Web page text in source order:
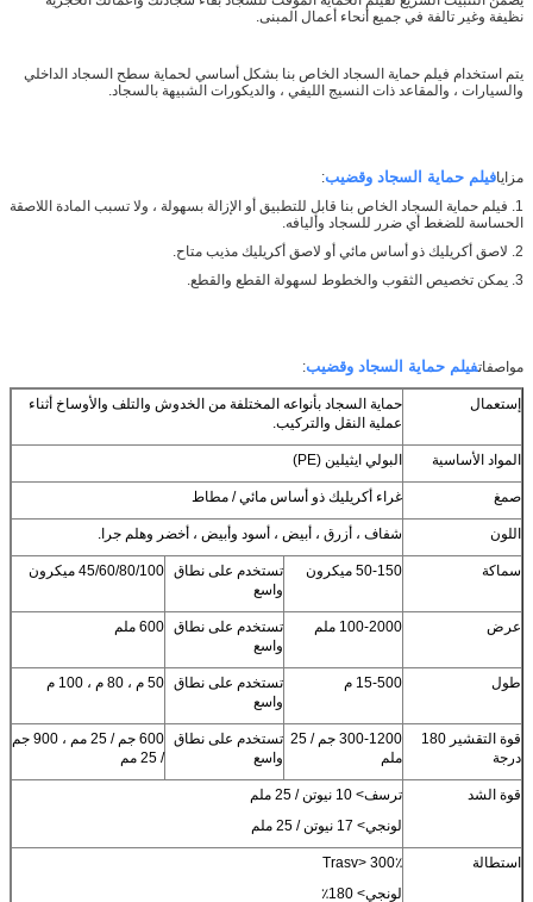
نظيفة وغير تالفة في جميع أنحاء أعمال المبنى.
يتم استخدام فيلم حماية السجاد الخاص بنا بشكل أساسي لحماية سطح السجاد الداخلي
والسيارات ، والمقاعد ذات النسيج الليفي ، والديكورات الشبيهة بالسجاد.
مزايافيلم حماية السجاد وقضيب:
1. فيلم حماية السجاد الخاص بنا قابل للتطبيق أو الإزالة بسهولة ، ولا تسبب المادة اللاصقة
الحساسة للضغط أي ضرر للسجاد وأليافه.
2. لاصق أكريليك ذو أساس مائي أو لاصق أكريليك مذيب متاح.
3. يمكن تخصيص الثقوب والخطوط لسهولة القطع والقطع.
مواصفاتفيلم حماية السجاد وقضيب:
إستعمال
حماية السجاد بأنواعه المختلفة من الخدوش والتلف والأوساخ أثناء
عملية النقل والتركيب.
المواد الأساسية البولي ايثيلين (PE)
صمغ غراء أكريليك ذو أساس مائي / مطاط
اللون شفاف ، أزرق ، أبيض ، أسود وأبيض ، أخضر وهلم جرا.
سماكة 50-150 ميكرون
تستخدم على نطاق
واسع
45/60/80/100 ميكرون
عرض 100-2000 ملم
تستخدم على نطاق
واسع
600 ملم
طول 15-500 م
تستخدم على نطاق
واسع
50 م ، 80 م ، 100 م
قوة التقشير 180
درجة
300-1200 جم / 25
ملم
تستخدم على نطاق
واسع
600 جم / 25 مم ، 900 جم
/ 25 مم
قوة الشد
ترسف> 10 نيوتن / 25 ملم
لونجي> 17 نيوتن / 25 ملم
استطالة
Trasv> 300٪
لونجي> 180٪